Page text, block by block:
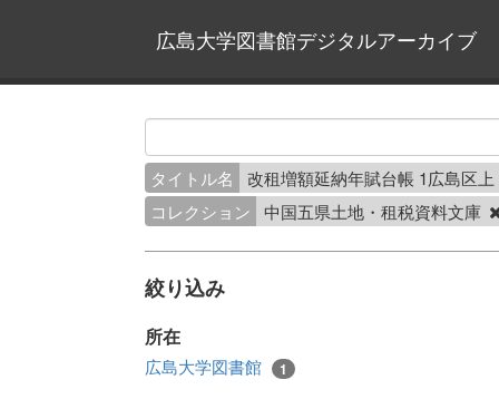
広島大学図書館デジタルアーカイブ
タイトル名
改租増額延納年賦台帳 1広島区上
コレクション
中国五県土地・租税資料文庫
絞り込み
所在
広島大学図書館 1